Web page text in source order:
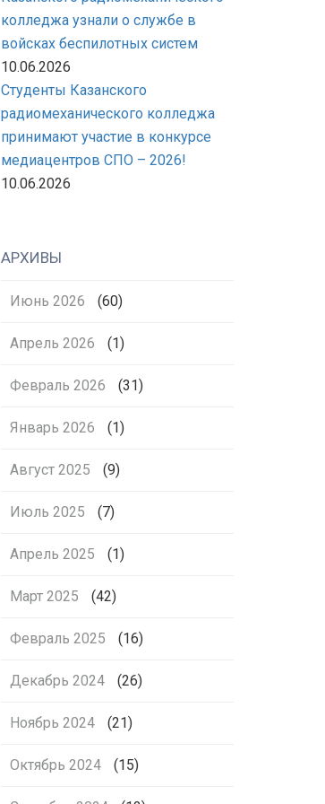
колледжа узнали о службе в
войсках беспилотных систем
10.06.2026
Студенты Казанского
радиомеханического колледжа
принимают участие в конкурсе
медиацентров СПО – 2026!
10.06.2026
АРХИВЫ
Июнь 2026 (60)
Апрель 2026 (1)
Февраль 2026 (31)
Январь 2026 (1)
Август 2025 (9)
Июль 2025 (7)
Апрель 2025 (1)
Март 2025 (42)
Февраль 2025 (16)
Декабрь 2024 (26)
Ноябрь 2024 (21)
Октябрь 2024 (15)